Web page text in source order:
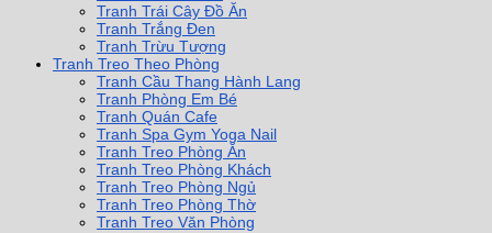
Tranh Trái Cây Đồ Ăn
Tranh Trắng Đen
Tranh Trừu Tượng
Tranh Treo Theo Phòng
Tranh Cầu Thang Hành Lang
Tranh Phòng Em Bé
Tranh Quán Cafe
Tranh Spa Gym Yoga Nail
Tranh Treo Phòng Ăn
Tranh Treo Phòng Khách
Tranh Treo Phòng Ngủ
Tranh Treo Phòng Thờ
Tranh Treo Văn Phòng